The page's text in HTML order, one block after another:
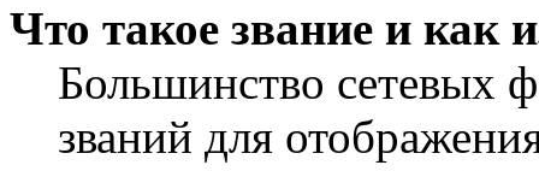
Что такое звание и как
Большинство сетевых
званий для